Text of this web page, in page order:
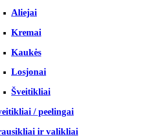
Aliejai
Kremai
Kaukės
Losjonai
Šveitikliai
/ peelingai
ir valikliai